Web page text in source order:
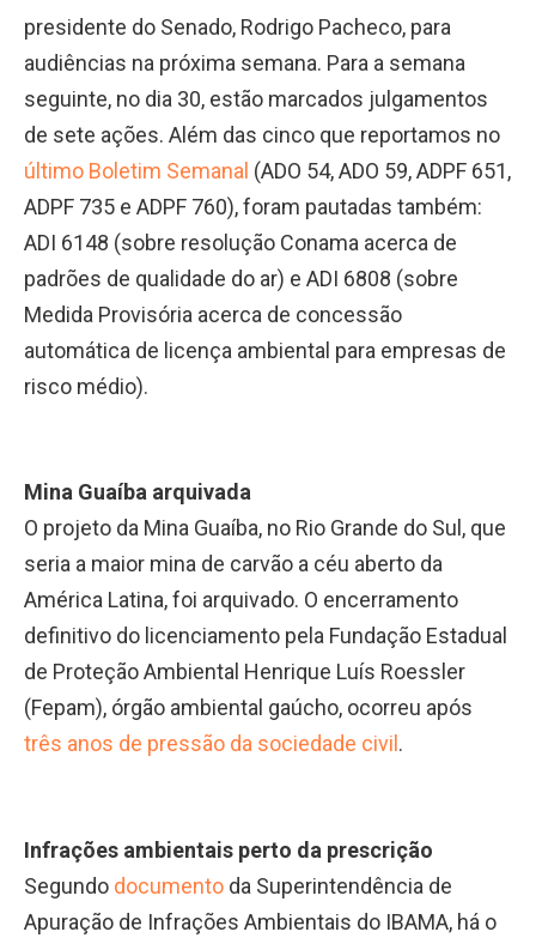
presidente do Senado, Rodrigo Pacheco, para
audiências na próxima semana. Para a semana
seguinte, no dia 30, estão marcados julgamentos
de sete ações. Além das cinco que reportamos no
último Boletim Semanal (ADO 54, ADO 59, ADPF 651,
ADPF 735 e ADPF 760), foram pautadas também:
ADI 6148 (sobre resolução Conama acerca de
padrões de qualidade do ar) e ADI 6808 (sobre
Medida Provisória acerca de concessão
automática de licença ambiental para empresas de
risco médio).
Mina Guaíba arquivada
O projeto da Mina Guaíba, no Rio Grande do Sul, que
seria a maior mina de carvão a céu aberto da
América Latina, foi arquivado. O encerramento
definitivo do licenciamento pela Fundação Estadual
de Proteção Ambiental Henrique Luís Roessler
(Fepam), órgão ambiental gaúcho, ocorreu após
três anos de pressão da sociedade civil .
Infrações ambientais perto da prescrição
Segundo documento da Superintendência de
Apuração de Infrações Ambientais do IBAMA, há o